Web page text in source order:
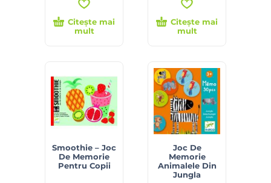
Citește mai
mult
Citește mai
mult
Smoothie – Joc
De Memorie
Pentru Copii
Joc De
Memorie
Animalele Din
Jungla